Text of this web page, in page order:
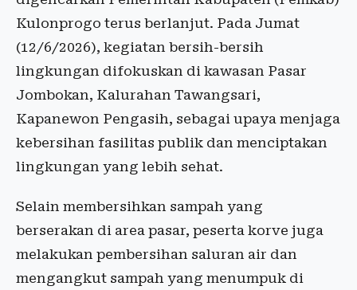
Kulonprogo terus berlanjut. Pada Jumat
(12/6/2026), kegiatan bersih-bersih
lingkungan difokuskan di kawasan Pasar
Jombokan, Kalurahan Tawangsari,
Kapanewon Pengasih, sebagai upaya menjaga
kebersihan fasilitas publik dan menciptakan
lingkungan yang lebih sehat.
Selain membersihkan sampah yang
berserakan di area pasar, peserta korve juga
melakukan pembersihan saluran air dan
mengangkut sampah yang menumpuk di